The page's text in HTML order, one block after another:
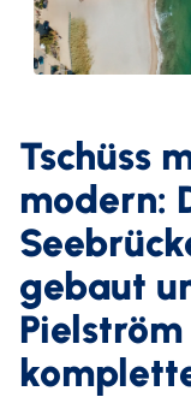
Tschüss
modern:
gebaut